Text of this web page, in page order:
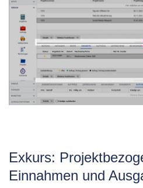
Exkurs:
Einnahmen und